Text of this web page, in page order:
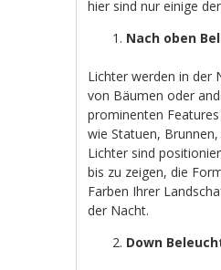
hier sind nur einige
Nach oben
Lichter werden in der
von Bäumen oder
prominenten
wie Statuen,
Lichter sind
bis zu zeigen, die
Farben Ihrer
der Nacht.
Down